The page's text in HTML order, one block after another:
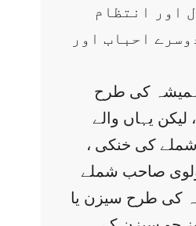
اور انتظام
احباب اور
ہمیشہ کی طرح
یہاں والے
شملے کی خنکی ،
صاحب شملے
کی طرح سیزن یا